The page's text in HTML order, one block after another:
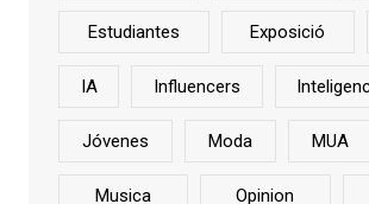
Estudiantes Exposició
IA Influencers
Jóvenes Moda MUA
Musica Opinion